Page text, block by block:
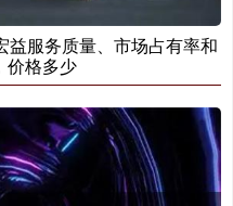
益服务质量、市场占有率和
价格多少